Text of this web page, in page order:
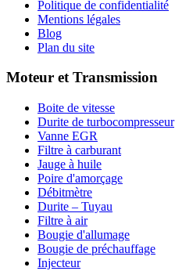
Politique de confidentialité
Mentions légales
Blog
Plan du site
Moteur et Transmission
Boite de vitesse
Durite de turbocompresseur
Vanne EGR
Filtre à carburant
Jauge à huile
Poire d'amorçage
Débitmètre
Durite – Tuyau
Filtre à air
Bougie d'allumage
Bougie de préchauffage
Injecteur